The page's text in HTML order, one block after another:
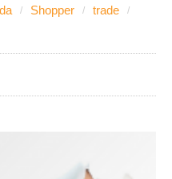
Shopper
trade